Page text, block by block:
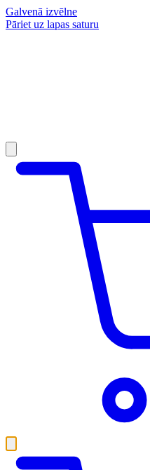
Galvenā izvēlne
Pāriet uz lapas saturu